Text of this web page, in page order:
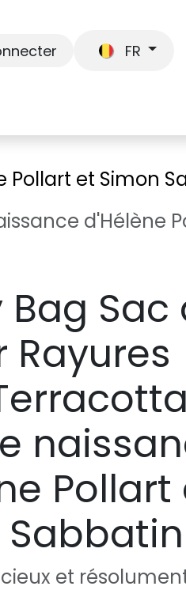
FR
Pollart et Simon
d'Hélène
Bag Sac
Rayures
Pollart
et